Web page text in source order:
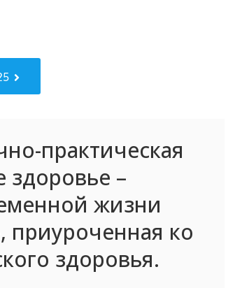
практическая
–
жизни
приуроченная ко
здоровья.